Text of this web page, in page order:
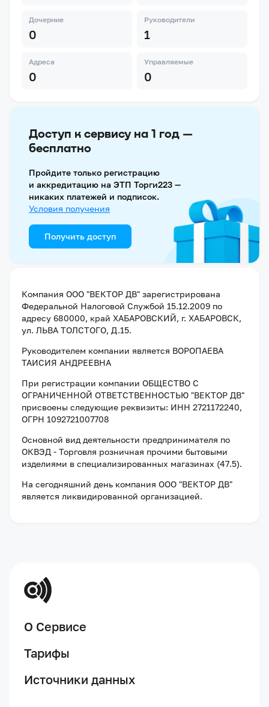
Дочерние
0
Руководители
1
Адреса
0
Управляемые
0
Доступ к сервису на 1 год —
бесплатно
Пройдите только регистрацию
и аккредитацию на ЭТП Торги223 —
никаких платежей и подписок.
Условия получения
Получить доступ
Компания ООО "ВЕКТОР ДВ" зарегистрирована
Федеральной Налоговой Службой 15.12.2009 по
адресу 680000, край ХАБАРОВСКИЙ, г. ХАБАРОВСК,
ул. ЛЬВА ТОЛСТОГО, Д.15.
Руководителем компании является ВОРОПАЕВА
ТАИСИЯ АНДРЕЕВНА
При регистрации компании ОБЩЕСТВО С
ОГРАНИЧЕННОЙ ОТВЕТСТВЕННОСТЬЮ "ВЕКТОР ДВ"
присвоены следующие реквизиты: ИНН 2721172240,
ОГРН 1092721007708
Основной вид деятельности предпринимателя по
ОКВЭД - Торговля розничная прочими бытовыми
изделиями в специализированных магазинах (47.5).
На сегодняшний день компания ООО "ВЕКТОР ДВ"
является ликвидированной организацией.
О Сервисе
Тарифы
Источники данных